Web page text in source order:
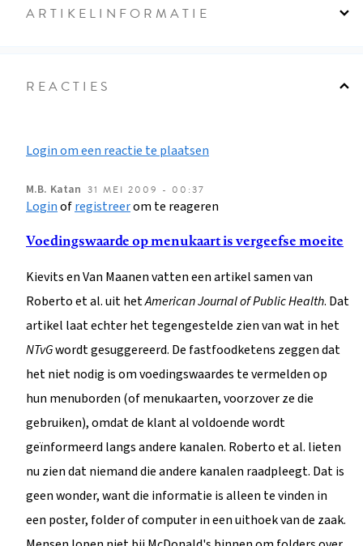
ARTIKELINFORMATIE
REACTIES
Login om een reactie te plaatsen
M.B. Katan 31 MEI 2009 - 00:37
Loginofregistreerom te reageren
Voedingswaarde op menukaart is vergeefse moeite
Kievits en Van Maanen vatten een artikel samen van
Roberto et al. uit hetAmerican Journal of Public Health. Dat
artikel laat echter het tegengestelde zien van wat in het
NTvGwordt gesuggereerd. De fastfoodketens zeggen dat
het niet nodig is om voedingswaardes te vermelden op
hun menuborden (of menukaarten, voorzover ze die
gebruiken), omdat de klant al voldoende wordt
geïnformeerd langs andere kanalen. Roberto et al. lieten
nu zien dat niemand die andere kanalen raadpleegt. Dat is
geen wonder, want die informatie is alleen te vinden in
een poster, folder of computer in een uithoek van de zaak.